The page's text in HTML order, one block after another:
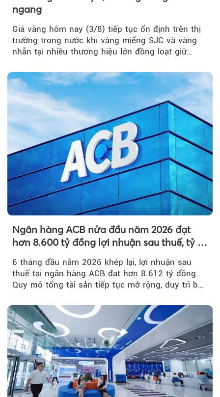
ngang
Giá vàng hôm nay (3/8) tiếp tục ổn định trên thị
trường trong nước khi vàng miếng SJC và vàng
nhẫn tại nhiều thương hiệu lớn đồng loạt giữ
Ngân hàng ACB nửa đầu năm 2026 đạt
hơn 8.600 tỷ đồng lợi nhuận sau thuế, tỷ lệ
nợ xấu thấp nhất ngành
6 tháng đầu năm 2026 khép lại, lợi nhuận sau
thuế tại ngân hàng ACB đạt hơn 8.612 tỷ đồng.
Quy mô tổng tài sản tiếp tục mở rộng, duy trì bộ